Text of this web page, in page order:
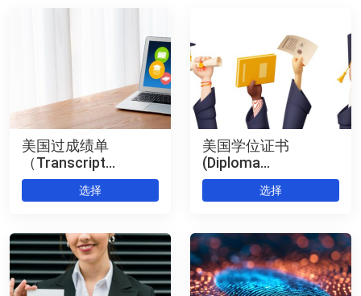
美国过成绩单
（Transcript
Authentication） 公
证+海牙认证
选择
美国学位证书
(Diploma
Authentication) 公证
+海牙认证选择